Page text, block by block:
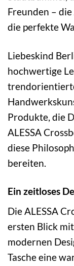
Freunden – die
die perfekte
Liebeskind
hochwertige
Produkte, die
ALESSA
diese
bereiten.
Ein zeitloses
Die ALESSA
ersten Blick
modernen
Tasche eine